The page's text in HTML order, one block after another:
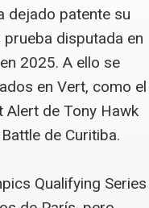
dejado patente su
disputada en
2025. A ello se
en Vert, como el
de Tony Hawk
de Curitiba.
Qualifying Series